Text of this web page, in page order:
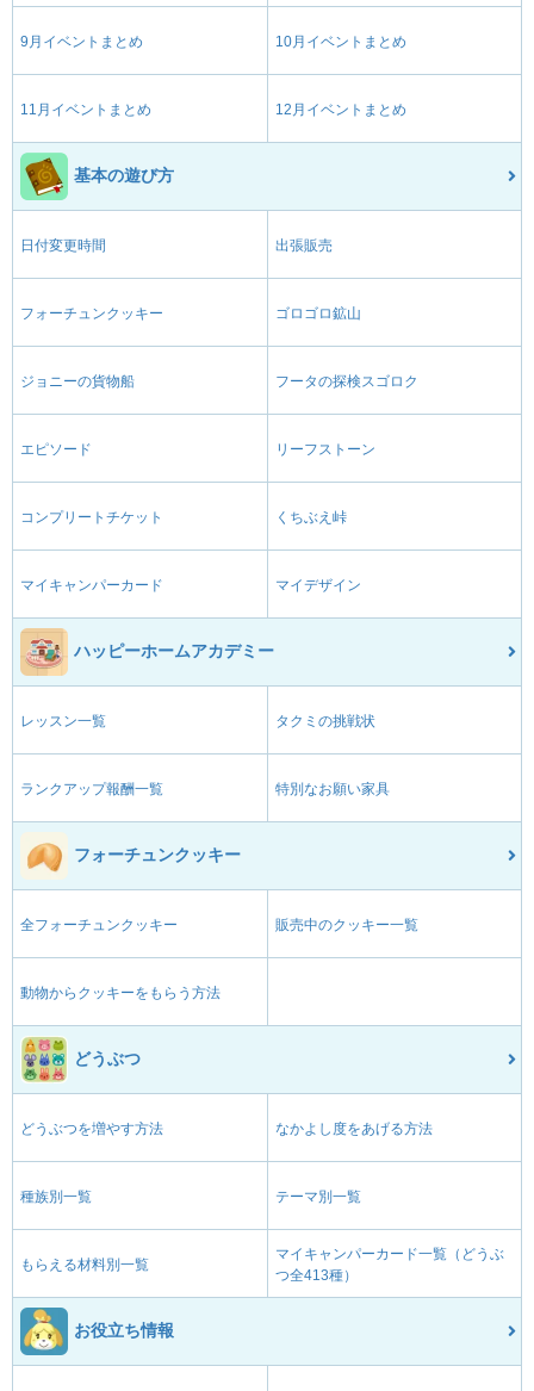
9月イベントまとめ 10月イベントまとめ
11月イベントまとめ 12月イベントまとめ
基本の遊び方
日付変更時間 出張販売
フォーチュンクッキー ゴロゴロ鉱山
ジョニーの貨物船 フータの探検スゴロク
エピソード リーフストーン
コンプリートチケット くちぶえ峠
マイキャンパーカード マイデザイン
ハッピーホームアカデミー
レッスン一覧 タクミの挑戦状
ランクアップ報酬一覧 特別なお願い家具
フォーチュンクッキー
全フォーチュンクッキー 販売中のクッキー一覧
動物からクッキーをもらう方法
どうぶつ
どうぶつを増やす方法 なかよし度をあげる方法
種族別一覧 テーマ別一覧
もらえる材料別一覧
マイキャンパーカード一覧（どうぶ
つ全413種）
お役立ち情報